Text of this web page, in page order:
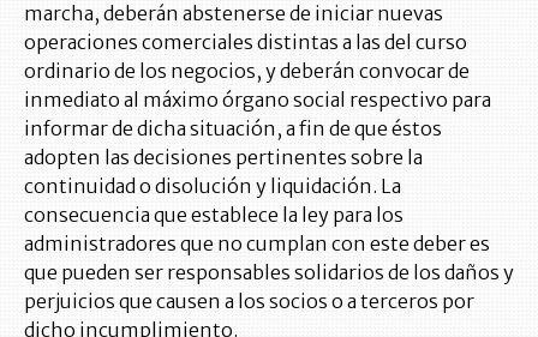
marcha, deberán abstenerse de iniciar nuevas
operaciones comerciales distintas a las del curso
ordinario de los negocios, y deberán convocar de
inmediato al máximo órgano social respectivo para
informar de dicha situación, a fin de que éstos
adopten las decisiones pertinentes sobre la
continuidad o disolución y liquidación. La
consecuencia que establece la ley para los
administradores que no cumplan con este deber es
que pueden ser responsables solidarios de los daños y
perjuicios que causen a los socios o a terceros por
dicho incumplimiento.